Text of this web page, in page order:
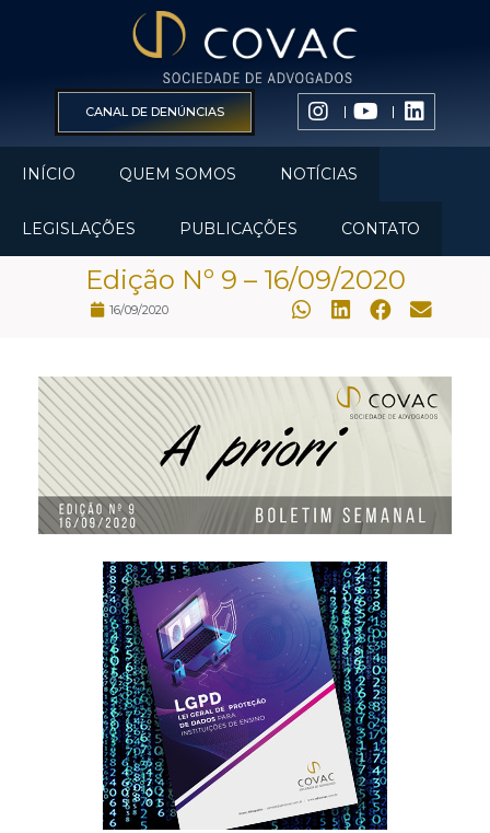
CANAL DE DENÚNCIAS
INÍCIO QUEM SOMOS NOTÍCIAS
LEGISLAÇÕES PUBLICAÇÕES CONTATO
Edição Nº 9 – 16/09/2020
16/09/2020